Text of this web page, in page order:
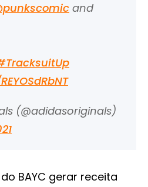
and
(@adidasoriginals)
BAYC gerar receita